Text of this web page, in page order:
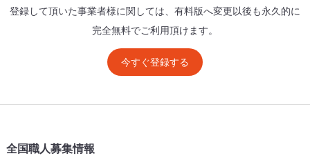
登録して頂いた事業者様に関しては、有料版へ変更以後も永久的に
完全無料でご利用頂けます。
今すぐ登録する
全国職人募集情報